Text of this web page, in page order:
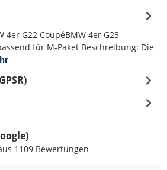
4er G22 CoupéBMW 4er G23
für M-Paket Beschreibung: Die
1109 Bewertungen